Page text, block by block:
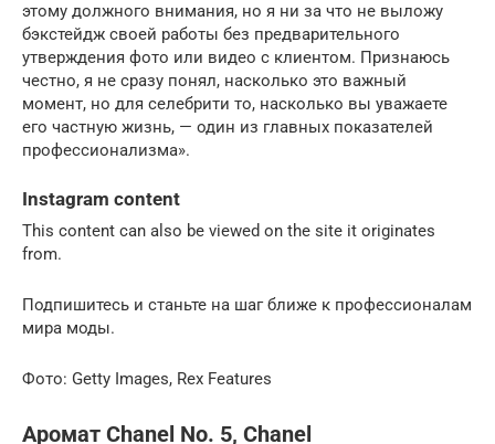
этому должного внимания, но я ни за что не выложу
бэкстейдж своей работы без предварительного
утверждения фото или видео с клиентом. Признаюсь
честно, я не сразу понял, насколько это важный
момент, но для селебрити то, насколько вы уважаете
его частную жизнь, — один из главных показателей
профессионализма».
Instagram content
This content can also be viewed on the site it originates
from.
Подпишитесь и станьте на шаг ближе к профессионалам
мира моды.
Фото: Getty Images, Rex Features
Аромат Chanel No. 5, Chanel